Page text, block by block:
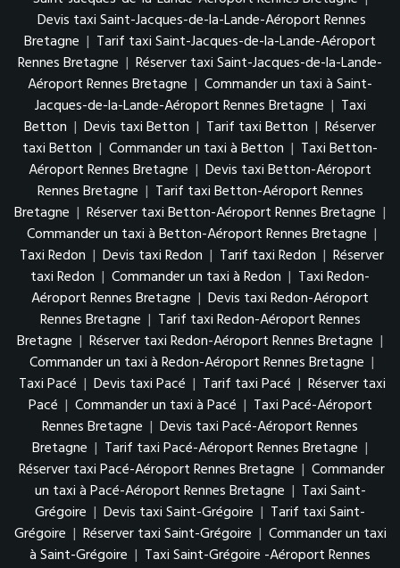
Devis taxi Saint-Jacques-de-la-Lande-Aéroport Rennes
Bretagne | Tarif taxi Saint-Jacques-de-la-Lande-Aéroport
Rennes Bretagne | Réserver taxi Saint-Jacques-de-la-Lande-
Aéroport Rennes Bretagne | Commander un taxi à Saint-
Jacques-de-la-Lande-Aéroport Rennes Bretagne | Taxi
Betton | Devis taxi Betton | Tarif taxi Betton | Réserver
taxi Betton | Commander un taxi à Betton | Taxi Betton-
Aéroport Rennes Bretagne | Devis taxi Betton-Aéroport
Rennes Bretagne | Tarif taxi Betton-Aéroport Rennes
Bretagne | Réserver taxi Betton-Aéroport Rennes Bretagne |
Commander un taxi à Betton-Aéroport Rennes Bretagne |
Taxi Redon | Devis taxi Redon | Tarif taxi Redon | Réserver
taxi Redon | Commander un taxi à Redon | Taxi Redon-
Aéroport Rennes Bretagne | Devis taxi Redon-Aéroport
Rennes Bretagne | Tarif taxi Redon-Aéroport Rennes
Bretagne | Réserver taxi Redon-Aéroport Rennes Bretagne |
Commander un taxi à Redon-Aéroport Rennes Bretagne |
Taxi Pacé | Devis taxi Pacé | Tarif taxi Pacé | Réserver taxi
Pacé | Commander un taxi à Pacé | Taxi Pacé-Aéroport
Rennes Bretagne | Devis taxi Pacé-Aéroport Rennes
Bretagne | Tarif taxi Pacé-Aéroport Rennes Bretagne |
Réserver taxi Pacé-Aéroport Rennes Bretagne | Commander
un taxi à Pacé-Aéroport Rennes Bretagne | Taxi Saint-
Grégoire | Devis taxi Saint-Grégoire | Tarif taxi Saint-
Grégoire | Réserver taxi Saint-Grégoire | Commander un taxi
à Saint-Grégoire | Taxi Saint-Grégoire -Aéroport Rennes